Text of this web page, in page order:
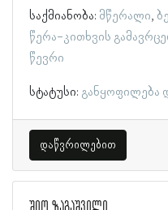
საქმიანობა: მწერალი
წერა-კითხვის
წევრი
სტატუსი: განყოფილება
დაწვრილებით